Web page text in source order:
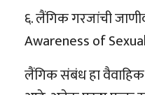
६. लैंगिक गरजांची
Awareness of
लैंगिक संबंध हा वैवाहिक